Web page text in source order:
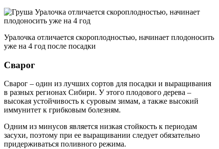
Уралочка отличается скороплодностью, начинает плодоносить
уже на 4 год после посадки
Сварог
Сварог – один из лучших сортов для посадки и выращивания
в разных регионах Сибири. У этого плодового дерева –
высокая устойчивость к суровым зимам, а также высокий
иммунитет к грибковым болезням.
Одним из минусов является низкая стойкость к периодам
засухи, поэтому при ее выращивании следует обязательно
придерживаться поливного режима.